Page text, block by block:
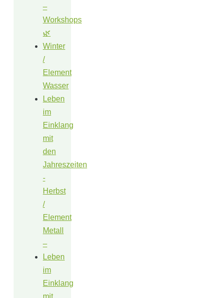
–
Workshops
🌿
Winter
/
Element
Wasser
Leben
im
Einklang
mit
den
Jahreszeiten
-
Herbst
/
Element
Metall
–
Leben
im
Einklang